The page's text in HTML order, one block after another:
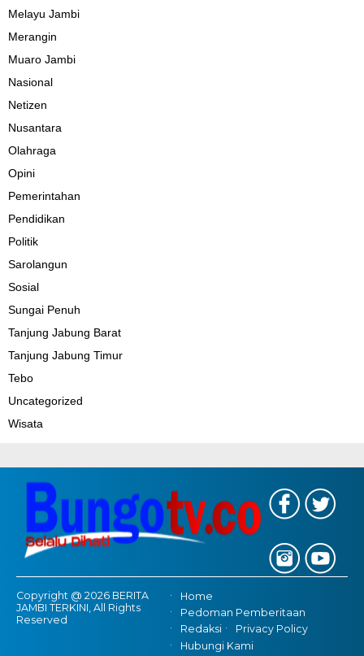
Melayu Jambi
Merangin
Muaro Jambi
Nasional
Netizen
Nusantara
Olahraga
Opini
Pemerintahan
Pendidikan
Politik
Sarolangun
Sosial
Sungai Penuh
Tanjung Jabung Barat
Tanjung Jabung Timur
Tebo
Uncategorized
Wisata
Copyright @ 2026 BERITA
JAMBI TERKINI, All Rights
Reserved
Home
Pedoman Pemberitaan
Redaksi
Privacy Policy
Hubungi Kami